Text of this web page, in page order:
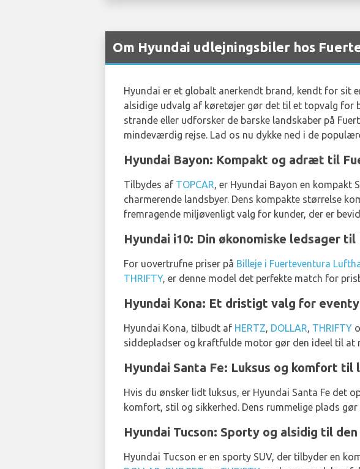
Om Hyundai udlejningsbiler hos
Hyundai er et globalt anerkendt brand, kendt for sit
alsidige udvalg af køretøjer gør det til et topvalg for
strande eller udforsker de barske landskaber på
mindeværdig rejse. Lad os nu dykke ned i de
Hyundai Bayon: Kompakt og adræt til
Tilbydes af TOPCAR, er Hyundai Bayon en kompakt
charmerende landsbyer. Dens kompakte størrelse
fremragende miljøvenligt valg for kunder, der er
Hyundai i10: Din økonomiske ledsager
For uovertrufne priser på Billeje i Fuerteventura
THRIFTY, er denne model det perfekte match for
Hyundai Kona: Et dristigt valg for
Hyundai Kona, tilbudt af HERTZ, DOLLAR, THRIFTY
siddepladser og kraftfulde motor gør den ideel til
Hyundai Santa Fe: Luksus og komfort
Hvis du ønsker lidt luksus, er Hyundai Santa Fe det
komfort, stil og sikkerhed. Dens rummelige plads
Hyundai Tucson: Sporty og alsidig til
Hyundai Tucson er en sporty SUV, der tilbyder en